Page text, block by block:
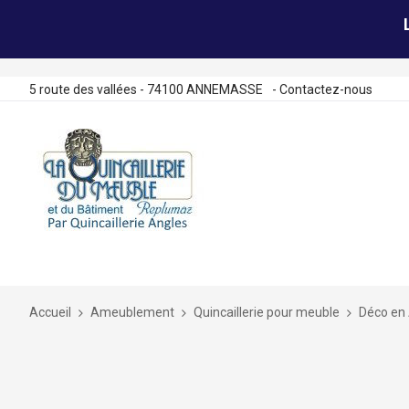
5 route des vallées - 74100 ANNEMASSE - Contactez-nous
Accueil Ameublement Quincaillerie pour meuble Déco